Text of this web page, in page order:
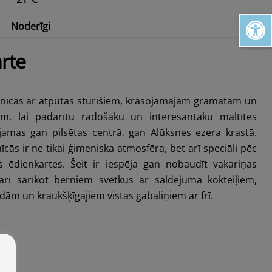
Open toolbar
Noderīgi
ar atpūtas stūrīšiem, krāsojamajām grāmatām un
lai padarītu radošāku un interesantāku maltītes
gan pilsētas centrā, gan Alūksnes ezera krastā.
ir ne tikai ģimeniska atmosfēra, bet arī speciāli pēc
ēdienkartes. Šeit ir iespēja gan nobaudīt vakariņas
sarīkot bērniem svētkus ar saldējuma kokteiļiem,
un kraukšķīgajiem vistas gabaliņiem ar frī.